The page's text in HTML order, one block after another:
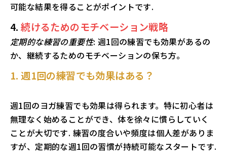
可能な結果を得ることがポイントです.
4.続けるためのモチベーション戦略
定期的な練習の重要性: 週1回の練習でも効果があるの
か、継続するためのモチベーションの保ち方。
1. 週1回の練習でも効果はある？
週1回のヨガ練習でも効果は得られます。特に初心者は
無理なく始めることができ、体を徐々に慣らしていく
ことが大切です. 練習の度合いや頻度は個人差がありま
すが、定期的な週1回の習慣が持続可能なスタートです.